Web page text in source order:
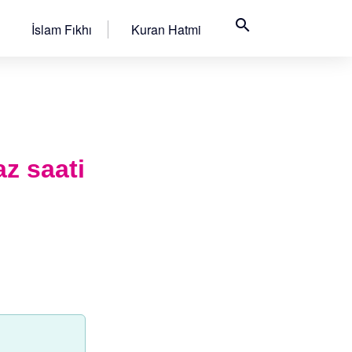
İslam Fıkhı Kuran Hatmi search
saati